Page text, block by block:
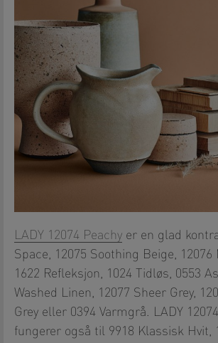
LADY 12074 Peachy er en glad
Space, 12075 Soothing Beige, 12076
1622 Refleksjon, 1024 Tidløs, 0553
Washed Linen, 12077 Sheer Grey,
Grey eller 0394 Varmgrå. LADY
fungerer også til 9918 Klassisk Hvit,